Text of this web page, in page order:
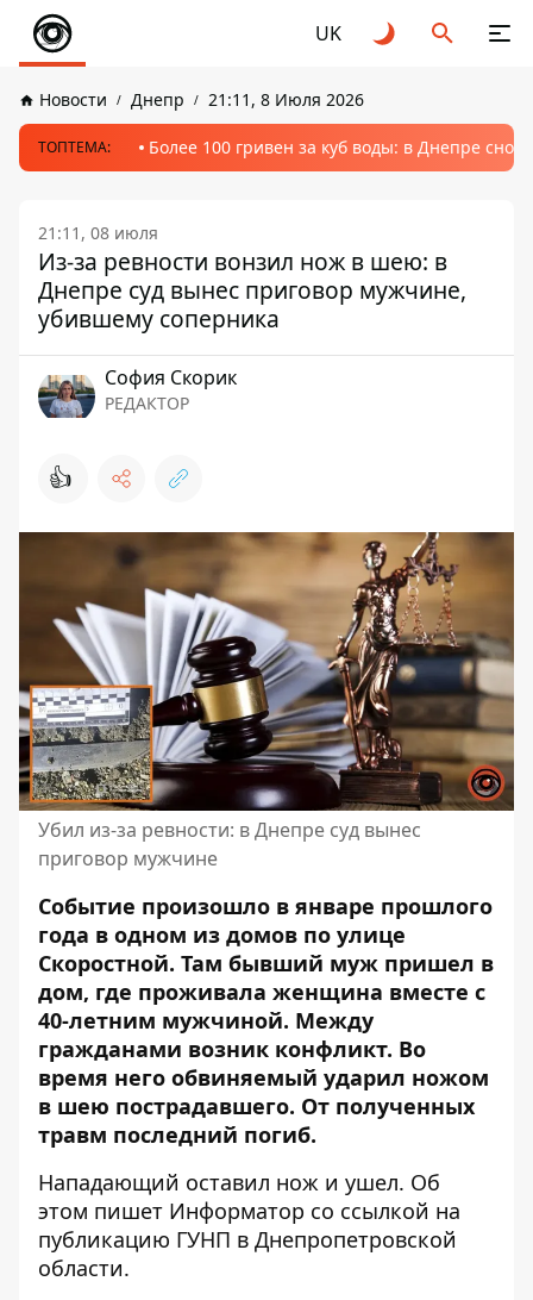
UK
Новости Днепр 21:11, 8 Июля 2026
ТОПТЕМА: Более 100 гривен за куб воды: в Днепре
21:11, 08 июля
Из-за ревности вонзил нож в шею: в
Днепре суд вынес приговор мужчине,
убившему соперника
София Скорик
РЕДАКТОР
👍
Убил из-за ревности: в Днепре суд вынес
приговор мужчине
Событие произошло в январе прошлого
года в одном из домов по улице
Скоростной. Там бывший муж пришел в
дом, где проживала женщина вместе с
40-летним мужчиной. Между
гражданами возник конфликт. Во
время него обвиняемый ударил ножом
в шею пострадавшего. От полученных
травм последний погиб.
Нападающий оставил нож и ушел. Об
этом пишет Информатор со ссылкой на
публикацию ГУНП в Днепропетровской
области.